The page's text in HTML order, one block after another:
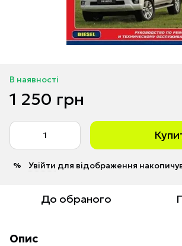
В наявності
1 250 грн
% Увійти для відображення
До обраного
Опис